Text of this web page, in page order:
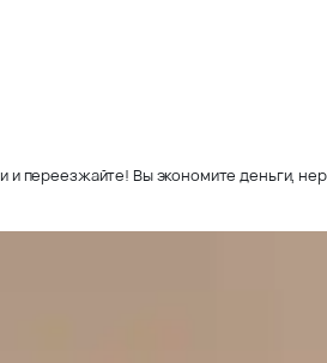
переезжайте! Вы экономите деньги,